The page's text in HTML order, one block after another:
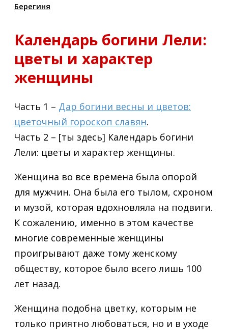
Берегиня
Календарь богини Лели:
цветы и характер
женщины
Часть 1 – Дар богини весны и цветов:
цветочный гороскоп славян.
Часть 2 – [ты здесь] Календарь богини
Лели: цветы и характер женщины.
Женщина во все времена была опорой
для мужчин. Она была его тылом, схроном
и музой, которая вдохновляла на подвиги.
К сожалению, именно в этом качестве
многие современные женщины
проигрывают даже тому женскому
обществу, которое было всего лишь 100
лет назад.
Женщина подобна цветку, которым не
только приятно любоваться, но и в уходе